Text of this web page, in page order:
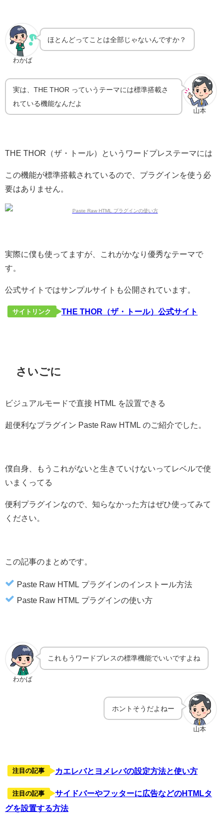
わかば
ほとんどってことは全部じゃないんですか？
山本
実は、THE THOR っていうテーマには標準搭載さ
れている機能なんだよ
THE THOR（ザ・トール）というワードプレステーマには
この機能が標準搭載されているので、プラグインを使う必
要はありません。
実際に僕も使ってますが、これがかなり優秀なテーマで
す。
公式サイトではサンプルサイトも公開されています。
サイトリンク THE THOR（ザ・トール）公式サイト
さいごに
ビジュアルモードで直接 HTML を設置できる
超便利なプラグイン Paste Raw HTML のご紹介でした。
僕自身、もうこれがないと生きていけないってレベルで使
いまくってる
便利プラグインなので、知らなかった方はぜひ使ってみて
ください。
この記事のまとめです。
Paste Raw HTML プラグインのインストール方法
Paste Raw HTML プラグインの使い方
わかば
これもうワードプレスの標準機能でいいですよね
山本
ホントそうだよねー
注目の記事 カエレバとヨメレバの設定方法と使い方
注目の記事
サイドバーやフッターに広告などのHTMLタ
グを設置する方法